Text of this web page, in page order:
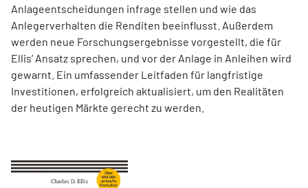
Anlageentscheidungen infrage stellen und wie das
Anlegerverhalten die Renditen beeinflusst. Außerdem
werden neue Forschungsergebnisse vorgestellt, die für
Ellis’ Ansatz sprechen, und vor der Anlage in Anleihen wird
gewarnt. Ein umfassender Leitfaden für langfristige
Investitionen, erfolgreich aktualisiert, um den Realitäten
der heutigen Märkte gerecht zu werden.